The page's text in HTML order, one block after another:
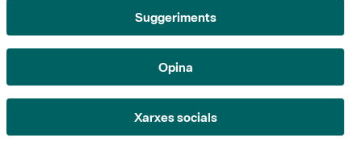
Suggeriments
Opina
Xarxes socials